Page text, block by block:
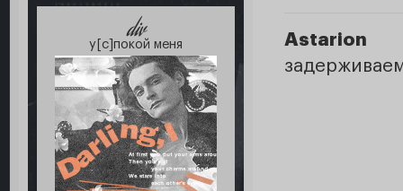
div
у[с]покой меня
Astarion